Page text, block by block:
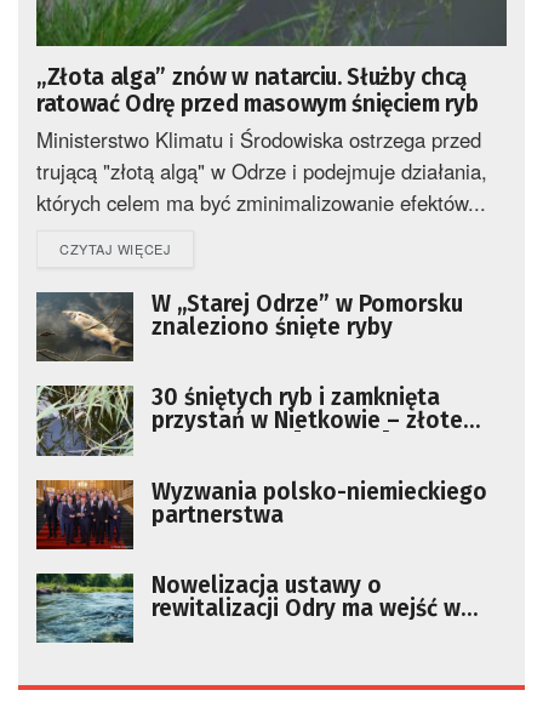
„Złota alga” znów w natarciu. Służby chcą
ratować Odrę przed masowym śnięciem ryb
Ministerstwo Klimatu i Środowiska ostrzega przed
trującą "złotą algą" w Odrze i podejmuje działania,
których celem ma być zminimalizowanie efektów...
CZYTAJ WIĘCEJ
W ,,Starej Odrze” w Pomorsku
znaleziono śnięte ryby
30 śniętych ryb i zamknięta
przystań w Nietkowie – złote
Wyzwania polsko-niemieckiego
partnerstwa
Nowelizacja ustawy o
rewitalizacji Odry ma wejść w